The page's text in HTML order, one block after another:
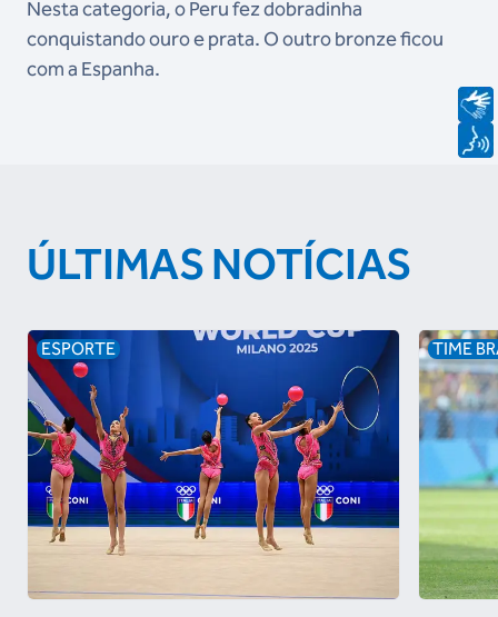
Nesta categoria, o Peru fez dobradinha
conquistando ouro e prata. O outro bronze ficou
com a Espanha.
ÚLTIMAS NOTÍCIAS
ESPORTE TIME